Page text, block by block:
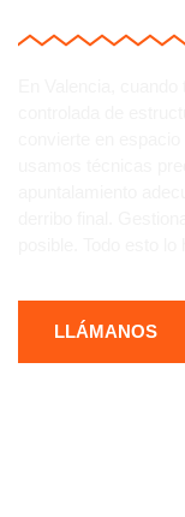
LLÁMANOS